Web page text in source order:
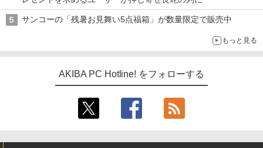
サンコーの「残暑お見舞い5点福箱」が数量限定で販売中
もっと見る
AKIBA PC Hotline! をフォローする